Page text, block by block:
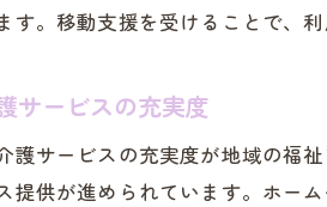
泉
地
移動支
す。移動支援を受けることで、
サービスの充実度
護サービスの充実度が地域の福
提供が進められています。ホー